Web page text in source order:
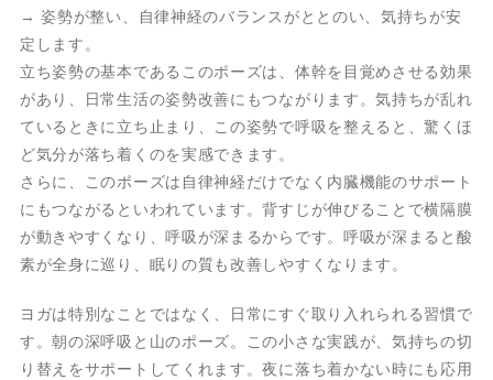
→ 姿勢が整い、自律神経のバランスがととのい、気持ちが安
定します。
立ち姿勢の基本であるこのポーズは、体幹を目覚めさせる効果
があり、日常生活の姿勢改善にもつながります。気持ちが乱れ
ているときに立ち止まり、この姿勢で呼吸を整えると、驚くほ
ど気分が落ち着くのを実感できます。
さらに、このポーズは自律神経だけでなく内臓機能のサポート
にもつながるといわれています。背すじが伸びることで横隔膜
が動きやすくなり、呼吸が深まるからです。呼吸が深まると酸
素が全身に巡り、眠りの質も改善しやすくなります。
ヨガは特別なことではなく、日常にすぐ取り入れられる習慣で
す。朝の深呼吸と山のポーズ。この小さな実践が、気持ちの切
り替えをサポートしてくれます。夜に落ち着かない時にも応用